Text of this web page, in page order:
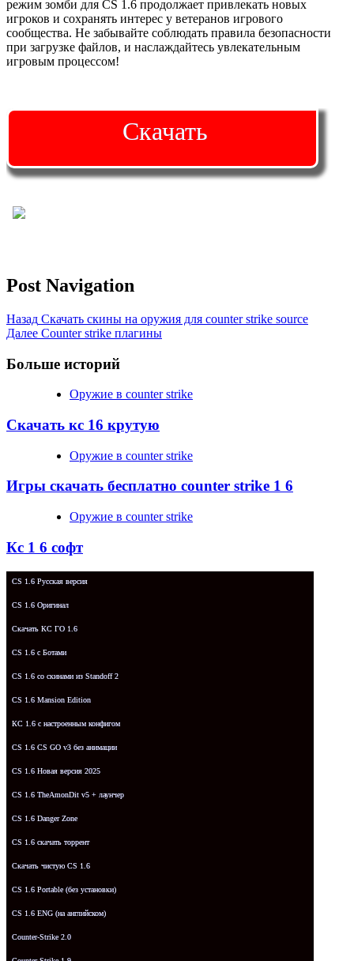
режим зомби для CS 1.6 продолжает привлекать новых
игроков и сохранять интерес у ветеранов игрового
сообщества. Не забывайте соблюдать правила безопасности
при загрузке файлов, и наслаждайтесь увлекательным
игровым процессом!
Скачать
Post Navigation
Назад Скачать скины на оружия для counter strike source
Далее Counter strike плагины
Больше историй
Оружие в counter strike
Скачать кс 16 крутую
Оружие в counter strike
Игры скачать бесплатно counter strike 1 6
Оружие в counter strike
Кс 1 6 софт
CS 1.6 Русская версия
CS 1.6 Оригинал
Скачать КС ГО 1.6
CS 1.6 с Ботами
CS 1.6 со скинами из Standoff 2
CS 1.6 Mansion Edition
КС 1.6 с настроенным конфигом
CS 1.6 CS GO v3 без анимации
CS 1.6 Новая версия 2025
CS 1.6 TheAmonDit v5 + лаунчер
CS 1.6 Danger Zone
CS 1.6 скачать торрент
Скачать чистую CS 1.6
CS 1.6 Portable (без установки)
CS 1.6 ENG (на английском)
Counter-Strike 2.0